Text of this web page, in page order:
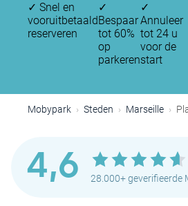
✓ Snel en
vooruitbetaald
reserveren
✓
Bespaar
tot 60%
op
parkeren
✓
Annuleer
tot 24 u
voor de
start
Mobypark Steden Marseille
4,6 28.000+ geverifieerde